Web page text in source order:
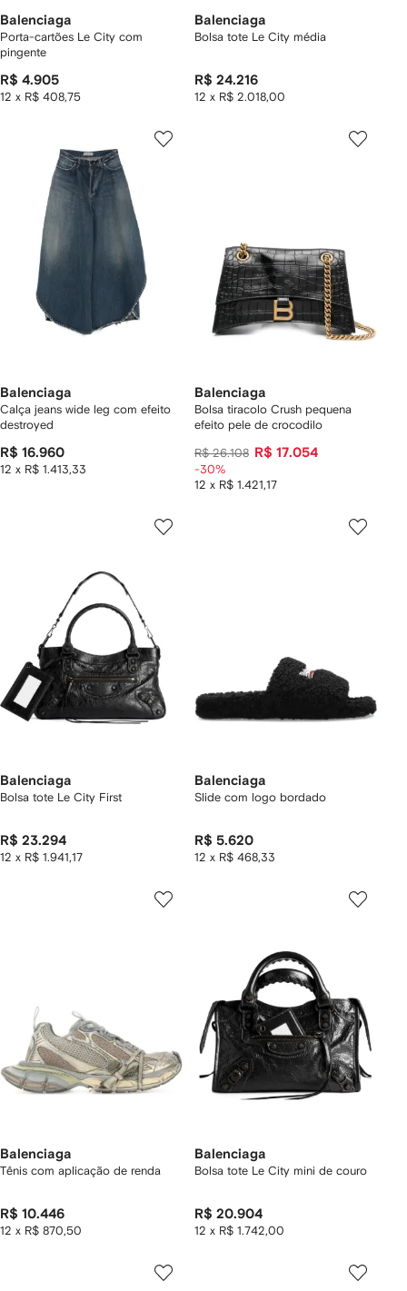
Balenciaga
Porta-cartões Le City com
pingente
R$ 4.905
12 x R$ 408,75
Balenciaga
Bolsa tote Le City média
R$ 24.216
12 x R$ 2.018,00
Balenciaga
Calça jeans wide leg com efeito
destroyed
R$ 16.960
12 x R$ 1.413,33
Balenciaga
Bolsa tiracolo Crush pequena
efeito pele de crocodilo
R$ 26.108 R$ 17.054
12 x R$ 1.421,17
-30%
Balenciaga
Bolsa tote Le City First
R$ 23.294
12 x R$ 1.941,17
Balenciaga
Slide com logo bordado
R$ 5.620
12 x R$ 468,33
Balenciaga
Tênis com aplicação de renda
R$ 10.446
12 x R$ 870,50
Balenciaga
Bolsa tote Le City mini de couro
R$ 20.904
12 x R$ 1.742,00